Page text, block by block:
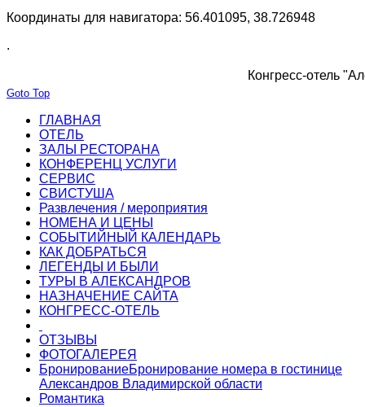
Координаты для навигатора: 56.401095, 38.726948
.
Конгресс-отель
Goto Top
ГЛАВНАЯ
ОТЕЛЬ
ЗАЛЫ РЕСТОРАНА
КОНФЕРЕНЦ УСЛУГИ
СЕРВИС
СВИСТУША
Развлечения / мероприятия
НОМЕНА И ЦЕНЫ
СОБЫТИЙНЫЙ КАЛЕНДАРЬ
КАК ДОБРАТЬСЯ
ЛЕГЕНДЫ И БЫЛИ
ТУРЫ В АЛЕКСАНДРОВ
НАЗНАЧЕНИЕ САЙТА
КОНГРЕСС-ОТЕЛЬ
ОТЗЫВЫ
ФОТОГАЛЕРЕЯ
БронированиеБронирование номера в гостинице
Александров Владимирской области
Романтика